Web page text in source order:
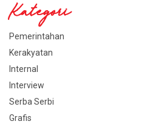
Kategori
Pemerintahan
Kerakyatan
Internal
Interview
Serba Serbi
Grafis